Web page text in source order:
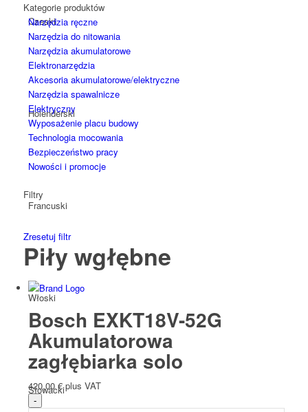
Czeski
Holenderski
Francuski
Włoski
Słowacki
Kategorie produktów
Narzędzia ręczne
Narzędzia do nitowania
Narzędzia akumulatorowe
Elektronarzędzia
Akcesoria akumulatorowe/elektryczne
Narzędzia spawalnicze
Elektryczny
Wyposażenie placu budowy
Technologia mocowania
Bezpieczeństwo pracy
Nowości i promocje
Filtry
Zresetuj filtr
Piły wgłębne
Bosch EXKT18V-52G
Akumulatorowa
zagłębiarka solo
420,00€ plus VAT